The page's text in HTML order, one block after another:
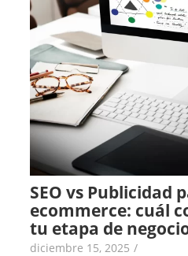
SEO vs Publicidad
ecommerce: cuál
tu etapa de
diciembre 15, 2025 /